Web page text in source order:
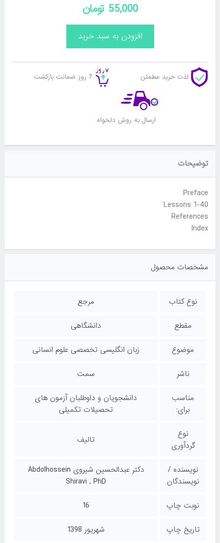
55,000 تومان
لذت خرید مطمئن 7 روز ضمانت بازکشت
ارسال به روش دلخواه
توضیحات
Preface
Lessons 1-40
References
Index
مشخصات محصول
نوع کتاب مرجع
مقطع دانشگاهی
موضوع زبان انگلیسی تخصصی علوم انسانی
ناشر سمت
مناسب
برای:
دانشجویان و داوطلبان آزمون های
تحصیلات تکمیلی
نوع
گردآوری
تالیف
نویسنده /
نویسندگان
دکتر عبدالحسین شیروی Abdolhossein
Shiravi , PhD
نوبت چاپ 16
تاریخ چاپ شهریور 1398